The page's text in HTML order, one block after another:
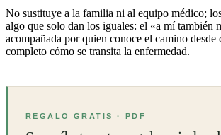
No sustituye a la familia ni al equipo médico;
algo que solo dan los iguales: el «a mí también
acompañada por quien conoce el camino desde
completo cómo se transita la enfermedad.
REGALO GRATIS · PDF